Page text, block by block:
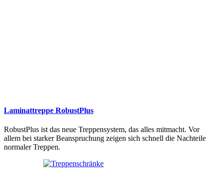
Laminattreppe RobustPlus
RobustPlus ist das neue Treppensystem, das alles mitmacht. Vor
allem bei starker Beanspruchung zeigen sich schnell die Nachteile
normaler Treppen.